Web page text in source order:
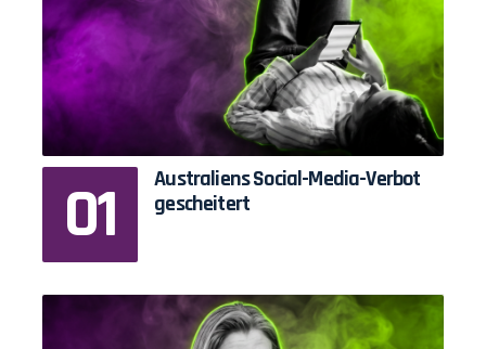
Australiens Social-Media-Verbot
gescheitert